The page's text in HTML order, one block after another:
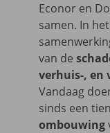
Econor en
samen. In
van de
verhuis-, en
Vandaag
sinds een
ombouwing